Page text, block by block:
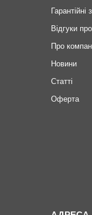
Гарантійні
Відгуки
Про
Новини
Статті
Оферта